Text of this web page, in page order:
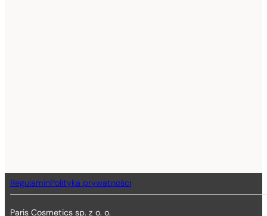
RegulaminPolityka prywatności
Paris Cosmetics sp. z o. o.